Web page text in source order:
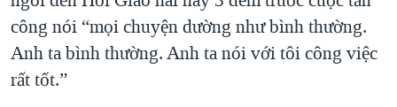
công nói “mọi chuyện dường như bình thường.
Anh ta bình thường. Anh ta nói với tôi công việc
rất tốt.”